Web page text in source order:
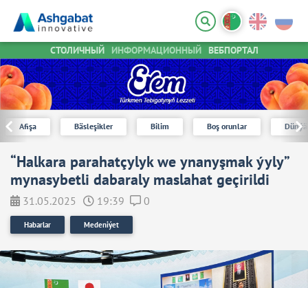
СТОЛИЧНЫЙ ИНФОРМАЦИОННЫЙ ВЕБПОРТАЛ
Afişa Bäsleşikler Bilim Boş orunlar
“Halkara parahatçylyk we ynanyşmak ýyly”
mynasybetli dabaraly maslahat geçirildi
31.05.2025 19:39 0
Habarlar Medeniýet